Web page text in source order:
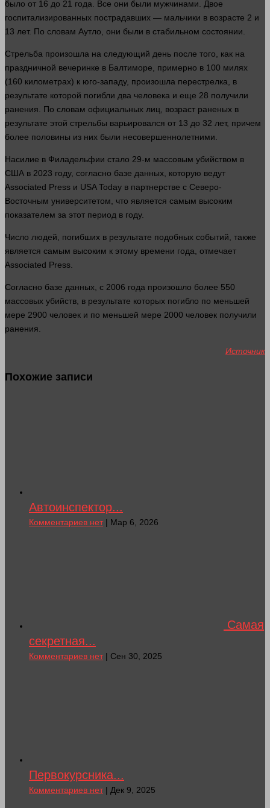
было от 16 до 21 года . Все они были мужчинами. Двое
госпитализированных пострадавших — мальчики в возрасте 2 и
13 лет. По словам Аутло, они были в стабильном состоянии.
Стрельба произошла на следующий день после того, как на
праздничной вечеринке в Балтиморе, примерно в 100 милях
(160 километрах) к юго-западу, произошла перестрелка, в
результате которой погибли два человека и еще 28 получили
ранения. По словам официальных лиц, возраст раненых в
результате этой стрельбы варьировался от 13 до 32 лет, причем
более половины из них были несовершеннолетними.
Насилие в Филадельфии стало 29-м массовым убийством в
США в 2023 году, согласно базе данных, которую ведут
Associated Press и USA Today в партнерстве с Северо-
Восточным университетом, что является самым высоким
показателем за этот период в году.
Число людей , погибших в результате подобных событий, также
является самым высоким к этому времени года , отмечает
Associated Press.
Согласно базе данных, с 2006 года произошло более 550
массовых убийств, в результате которых погибло по меньшей
мере 2900 человек и по меньшей мере 2000 человек получили
ранения.
Источник
Похожие записи
Автоинспектор...
Комментариев нет| Мар 6, 2026
Самая
секретная...
Комментариев нет| Сен 30, 2025
Первокурсника...
Комментариев нет| Дек 9, 2025